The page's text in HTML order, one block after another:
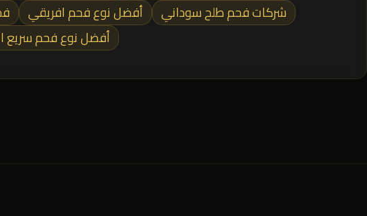
شركات فحم طلح سوداني
أفضل نوع فحم افريقي
أفضل نوع فحم سريع